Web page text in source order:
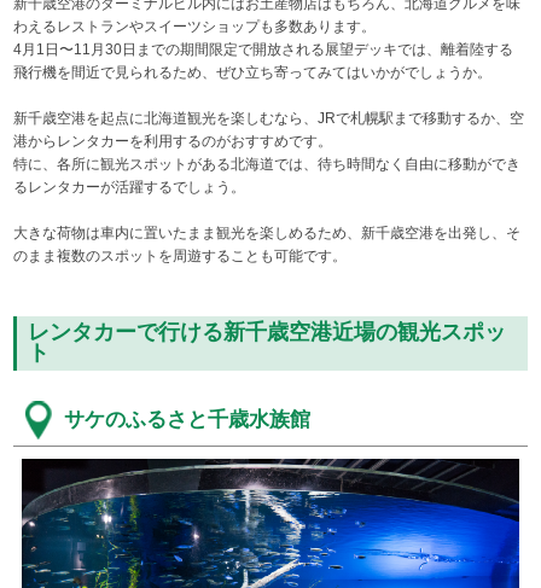
新千歳空港のターミナルビル内にはお土産物店はもちろん、北海道グルメを味
わえるレストランやスイーツショップも多数あります。
4月1日〜11月30日までの期間限定で開放される展望デッキでは、離着陸する
飛行機を間近で見られるため、ぜひ立ち寄ってみてはいかがでしょうか。
新千歳空港を起点に北海道観光を楽しむなら、JRで札幌駅まで移動するか、空
港からレンタカーを利用するのがおすすめです。
特に、各所に観光スポットがある北海道では、待ち時間なく自由に移動ができ
るレンタカーが活躍するでしょう。
大きな荷物は車内に置いたまま観光を楽しめるため、新千歳空港を出発し、そ
のまま複数のスポットを周遊することも可能です。
レンタカーで行ける新千歳空港近場の観光スポッ
ト
サケのふるさと千歳水族館